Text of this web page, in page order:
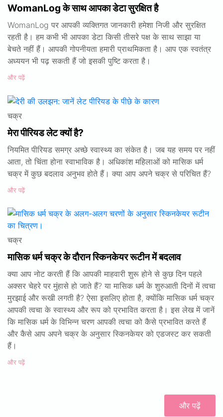
WomanLog के साथ आपका डेटा सुरक्षित है
WomanLog पर आपकी व्यक्तिगत जानकारी हमेशा निजी और सुरक्षित
रहती है। हम कभी भी आपका डेटा किसी तीसरे पक्ष के साथ साझा या
बेचते नहीं हैं। आपकी गोपनीयता हमारी प्राथमिकता है। आप एक स्वतंत्र
अध्ययन भी पढ़ सकती हैं जो इसकी पुष्टि करता है।
और पढ़ें
चक्र
मेरा पीरियड लेट क्यों है?
नियमित पीरियड समग्र अच्छे स्वास्थ्य का संकेत है। जब यह समय पर नहीं
आता, तो चिंता होना स्वाभाविक है। अधिकांश महिलाओं को मासिक धर्म
चक्र में कुछ बदलाव अनुभव होते हैं। क्या आप अपने चक्र से परिचित हैं?
और पढ़ें
चक्र
मासिक धर्म चक्र के दौरान स्किनकेयर रूटीन में बदलाव
क्या आप नोट करती हैं कि आपकी माहवारी शुरू होने से कुछ दिन पहले
अक्सर चेहरे पर मुंहासे हो जाते हैं? या मासिक धर्म के शुरुआती दिनों में त्वचा
मुरझाई और रूखी लगती है? ऐसा इसलिए होता है, क्योंकि मासिक धर्म चक्र
आपकी त्वचा के स्वास्थ्य और रूप को प्रभावित करता है। इस लेख में जानें
कि मासिक धर्म के विभिन्न चरण आपकी त्वचा को कैसे प्रभावित करते हैं
और कैसे आप अपने चक्र के अनुसार स्किनकेयर को एडजस्ट कर सकती
हैं।
और पढ़ें
और पढ़ें